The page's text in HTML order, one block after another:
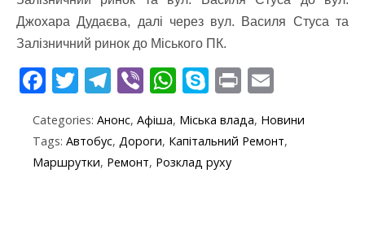
Джохара Дудаєва, далі через вул. Василя Стуса та
Залізничний ринок до Міського ПК.
F
e
b
T
itt
er
T
e
gr
Vi
b
er
W
at
s
S
y
p
Pr
t ai
Categories: Анонс, Афіша, Міська влада, Новини
Tags: Автобус, Дороги, Капітальний Ремонт,
Маршрутки, Ремонт, Розклад руху